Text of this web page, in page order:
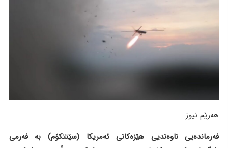
هەرێم نیوز
فەرماندەیی ناوەندیی هێزەکانی ئەمریکا (سێنتکۆم) بە فەرمی